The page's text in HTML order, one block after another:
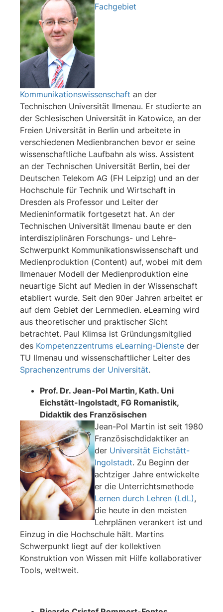
Fachgebiet
Kommunikationswissenschaft an der
Technischen Universität Ilmenau. Er studierte an
der Schlesischen Universität in Katowice, an der
Freien Universität in Berlin und arbeitete in
verschiedenen Medienbranchen bevor er seine
wissenschaftliche Laufbahn als wiss. Assistent
an der Technischen Universität Berlin, bei der
Deutschen Telekom AG (FH Leipzig) und an der
Hochschule für Technik und Wirtschaft in
Dresden als Professor und Leiter der
Medieninformatik fortgesetzt hat. An der
Technischen Universität Ilmenau baute er den
interdisziplinären Forschungs- und Lehre-
Schwerpunkt Kommunikations­wissenschaft und
Medienproduktion (Content) auf, wobei mit dem
Ilmenauer Modell der Medienproduktion eine
neuartige Sicht auf Medien in der Wissen­schaft
etabliert wurde. Seit den 90er Jahren arbeitet er
auf dem Gebiet der Lernmedien. eLearning wird
aus theoretischer und praktischer Sicht
betrachtet. Paul Klimsa ist Gründungsmitglied
des Kompetenzzentrums eLearning-Dienste der
TU Ilmenau und wissen­schaftlicher Leiter des
Sprachenzentrums der Universität.
Prof. Dr. Jean-Pol Martin, Kath. Uni
Eichstätt-Ingolstadt, FG Romanistik,
Didaktik des Französischen
Jean-Pol Martin ist seit 1980
Französischdidaktiker an
der Universität Eichstätt-
Ingolstadt. Zu Beginn der
achtziger Jahre entwickelte
er die Unterrichtsmethode
Lernen durch Lehren (LdL),
die heute in den meisten
Lehrplänen verankert ist und
Einzug in die Hochschule hält. Martins
Schwerpunkt liegt auf der kollektiven
Konstruktion von Wissen mit Hilfe kollaborativer
Tools, weltweit.